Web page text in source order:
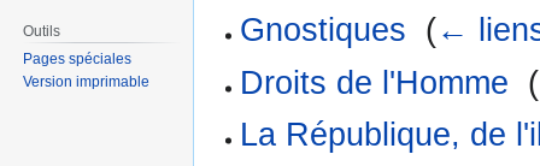
Gnostiques (←
Droits de l'Homme (
La République, de
Outils
Pages spéciales
Version imprimable